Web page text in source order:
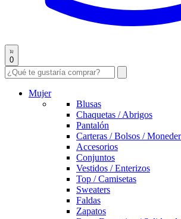
0
Mujer
Blusas
Chaquetas / Abrigos
Pantalón
Carteras / Bolsos /
Accesorios
Conjuntos
Vestidos / Enterizos
Top / Camisetas
Sweaters
Faldas
Zapatos